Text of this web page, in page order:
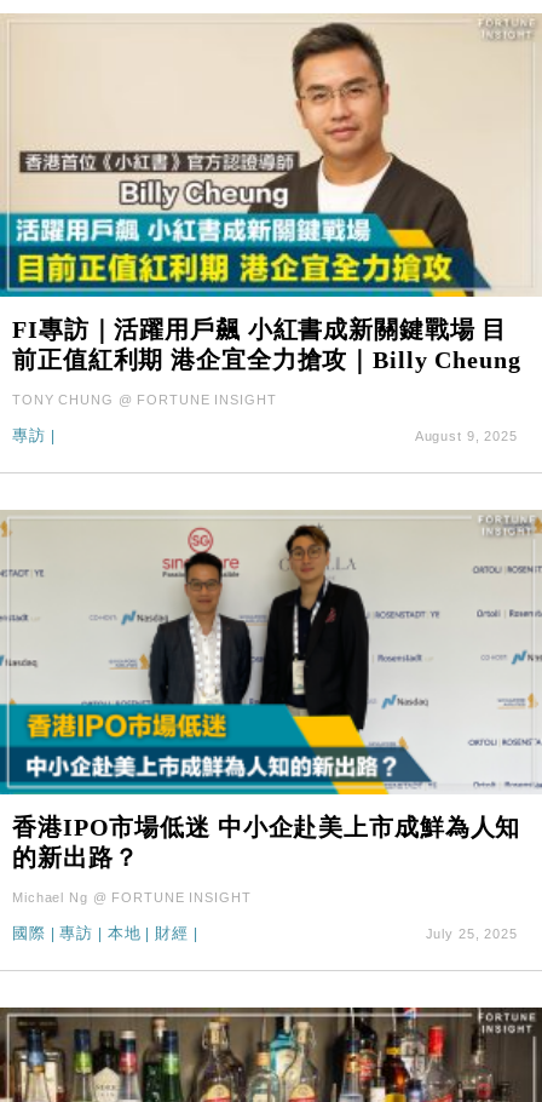
FI專訪｜活躍用戶飆 小紅書成新關鍵戰場 目
前正值紅利期 港企宜全力搶攻｜Billy Cheung
TONY CHUNG @ FORTUNE INSIGHT
專訪 August 9, 2025
香港IPO市場低迷 中小企赴美上市成鮮為人知
的新出路？
Michael Ng @ FORTUNE INSIGHT
國際 |專訪 | 本地 | 財經 | July 25, 2025